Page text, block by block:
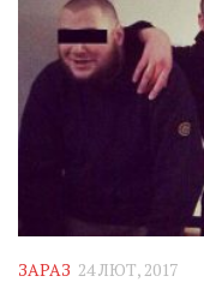
ЗАРАЗ 24 ЛЮТ, 2017